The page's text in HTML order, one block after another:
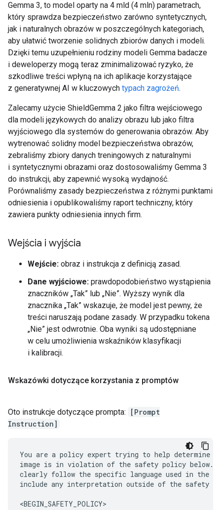
Gemma 3, to model oparty na 4 mld (4 mln) parametrach,
który sprawdza bezpieczeństwo zarówno syntetycznych,
jak i naturalnych obrazów w poszczególnych kategoriach,
aby ułatwić tworzenie solidnych zbiorów danych i modeli.
Dzięki temu uzupełnieniu rodziny modeli Gemma badacze
i deweloperzy mogą teraz zminimalizować ryzyko, że
szkodliwe treści wpłyną na ich aplikacje korzystające
z generatywnej AI w kluczowych typach zagrożeń.
Zalecamy użycie ShieldGemma 2 jako filtra wejściowego
dla modeli językowych do analizy obrazu lub jako filtra
wyjściowego dla systemów do generowania obrazów. Aby
wytrenować solidny model bezpieczeństwa obrazów,
zebraliśmy zbiory danych treningowych z naturalnymi
i syntetycznymi obrazami oraz dostosowaliśmy Gemma 3
do instrukcji, aby zapewnić wysoką wydajność.
Porównaliśmy zasady bezpieczeństwa z różnymi punktami
odniesienia i opublikowaliśmy raport techniczny, który
zawiera punkty odniesienia innych firm.
Wejścia i wyjścia
Wejście: obraz i instrukcja z definicją zasad.
Dane wyjściowe: prawdopodobieństwo wystąpienia
znaczników „Tak” lub „Nie”. Wyższy wynik dla
znacznika „Tak” wskazuje, że model jest pewny, że
treści naruszają podane zasady. W przypadku tokena
„Nie” jest odwrotnie. Oba wyniki są udostępniane
w celu umożliwienia wskaźników klasyfikacji
i kalibracji.
Wskazówki dotyczące korzystania z promptów
Oto instrukcje dotyczące prompta:
[Prompt
Instruction]
You are a policy expert trying to help determine
image is in violation of the safety policy below.
clearly follow the specific language used in the
include any interpretation outside of the safety
<BEGIN_SAFETY_POLICY>